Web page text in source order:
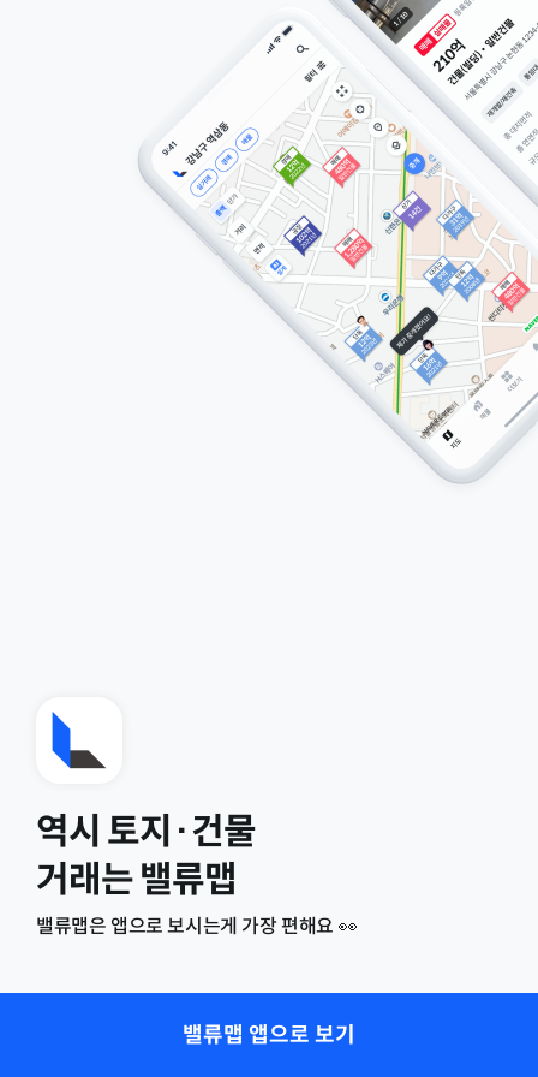
역시 토지·건물
거래는 밸류맵
밸류맵은 앱으로 보시는게 가장 편해요 👀
밸류맵 앱으로 보기